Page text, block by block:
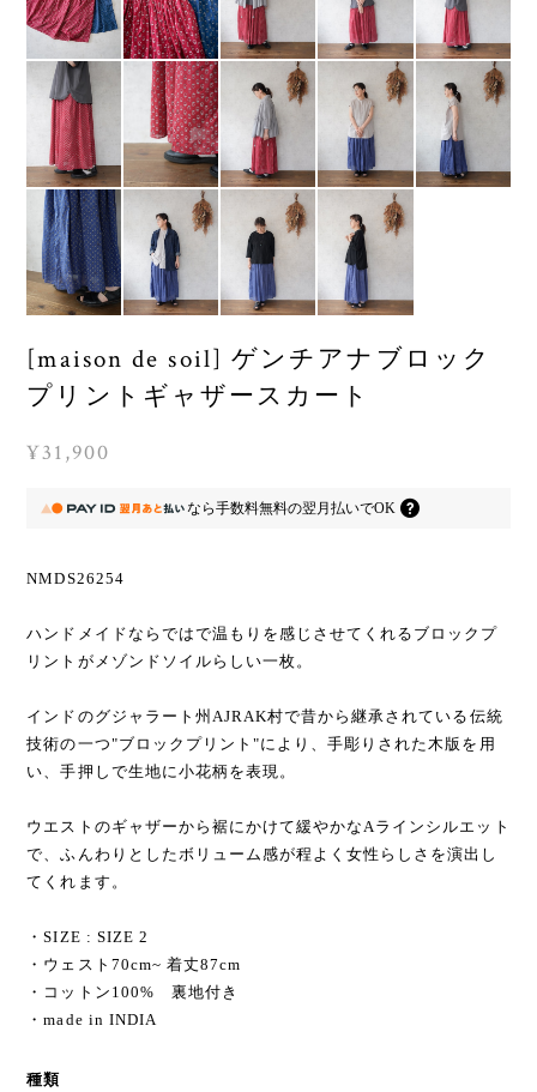
[maison de soil] ゲンチアナブロック
プリントギャザースカート
¥31,900
なら手数料無料の翌月払いでOK
NMDS26254
ハンドメイドならではで温もりを感じさせてくれるブロックプ
リントがメゾンドソイルらしい一枚。
インドのグジャラート州AJRAK村で昔から継承されている伝統
技術の一つ"ブロックプリント"により、手彫りされた木版を用
い、手押しで生地に小花柄を表現。
ウエストのギャザーから裾にかけて緩やかなAラインシルエット
で、ふんわりとしたボリューム感が程よく女性らしさを演出し
てくれます。
・SIZE : SIZE 2
・ウェスト70cm~ 着丈87cm
・コットン100% 裏地付き
・made in INDIA
種類